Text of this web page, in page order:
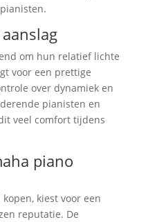
om hun relatief lichte
voor een prettige
over dynamiek en
pianisten en
veel comfort tijdens
piano
kiest voor een
reputatie. De